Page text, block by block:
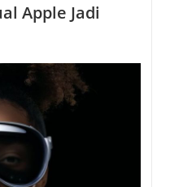
Apple Jadi